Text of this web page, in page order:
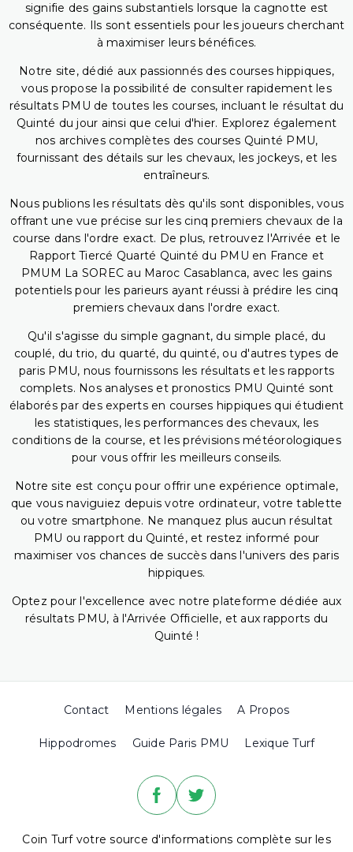
signifie des gains substantiels lorsque la cagnotte est
conséquente. Ils sont essentiels pour les joueurs cherchant
à maximiser leurs bénéfices.
Notre site, dédié aux passionnés des courses hippiques,
vous propose la possibilité de consulter rapidement les
résultats PMU de toutes les courses, incluant le résultat du
Quinté du jour ainsi que celui d'hier. Explorez également
nos archives complètes des courses Quinté PMU,
fournissant des détails sur les chevaux, les jockeys, et les
entraîneurs.
Nous publions les résultats dès qu'ils sont disponibles, vous
offrant une vue précise sur les cinq premiers chevaux de la
course dans l'ordre exact. De plus, retrouvez l'Arrivée et le
Rapport Tiercé Quarté Quinté du PMU en France et
PMUM La SOREC au Maroc Casablanca, avec les gains
potentiels pour les parieurs ayant réussi à prédire les cinq
premiers chevaux dans l'ordre exact.
Qu'il s'agisse du simple gagnant, du simple placé, du
couplé, du trio, du quarté, du quinté, ou d'autres types de
paris PMU, nous fournissons les résultats et les rapports
complets. Nos analyses et pronostics PMU Quinté sont
élaborés par des experts en courses hippiques qui étudient
les statistiques, les performances des chevaux, les
conditions de la course, et les prévisions météorologiques
pour vous offrir les meilleurs conseils.
Notre site est conçu pour offrir une expérience optimale,
que vous naviguiez depuis votre ordinateur, votre tablette
ou votre smartphone. Ne manquez plus aucun résultat
PMU ou rapport du Quinté, et restez informé pour
maximiser vos chances de succès dans l'univers des paris
hippiques.
Optez pour l'excellence avec notre plateforme dédiée aux
résultats PMU, à l'Arrivée Officielle, et aux rapports du
Quinté !
Contact Mentions légales A Propos
Hippodromes Guide Paris PMU Lexique Turf
Coin Turf votre source d'informations complète sur les